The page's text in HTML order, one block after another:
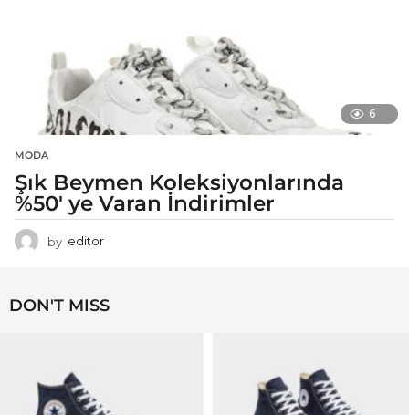
6
MODA
Şık Beymen Koleksiyonlarında
%50′ ye Varan İndirimler
by editor
DON'T MISS